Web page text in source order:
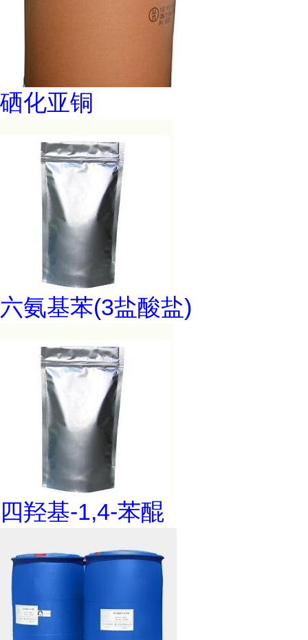
硒化亚铜
六氨基苯(3盐酸盐)
四羟基-1,4-苯醌